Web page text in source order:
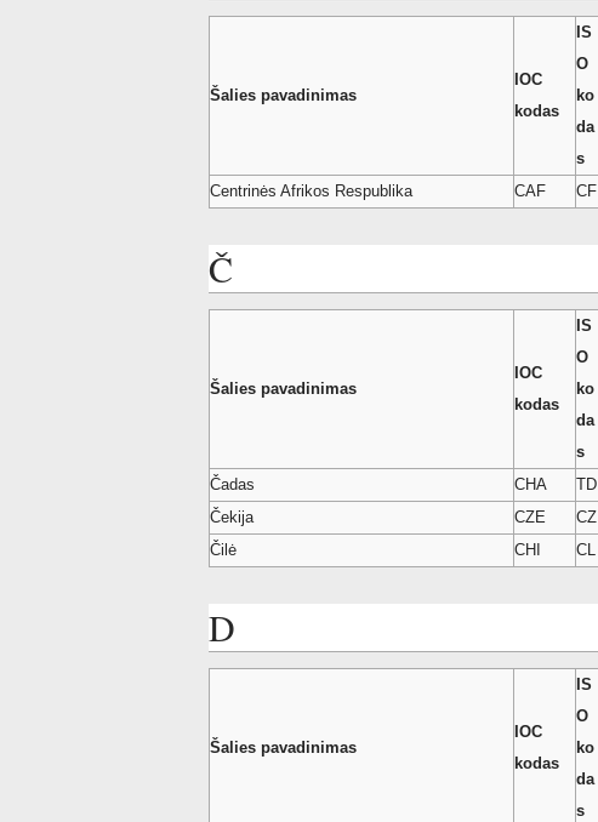
Šalies pavadinimas
IOC
kodas
IS
O
ko
da
s
Centrinės Afrikos Respublika CAF CF
Č
Šalies pavadinimas
IOC
kodas
IS
O
ko
da
s
Čadas CHA TD
Čekija
CZE CZ
Čilė
CHI CL
D
Šalies pavadinimas
IOC
kodas
IS
O
ko
da
s